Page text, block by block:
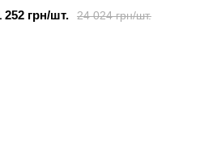
24 024 грн/шт.
252 грн/шт.